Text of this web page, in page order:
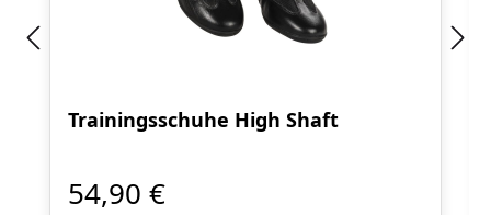
Trainingsschuhe High Shaft
54,90 €